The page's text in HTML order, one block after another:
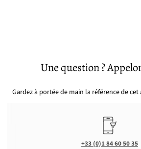
Une question ?
Gardez à portée de main la référence de cet
+33 (0)1 84 60 50 35